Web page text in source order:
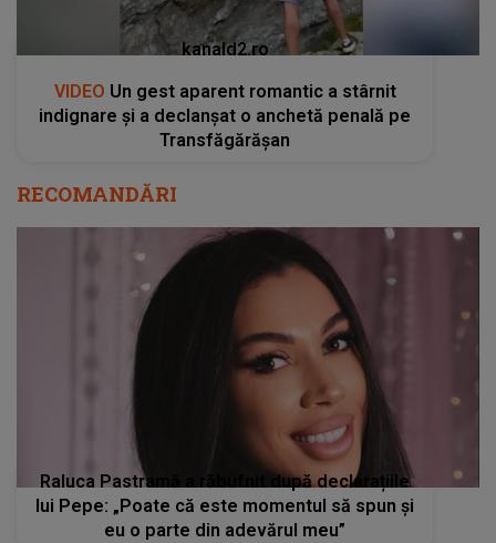
kanald2.ro
VIDEO Un gest aparent romantic a stârnit
indignare și a declanșat o anchetă penală pe
Transfăgărășan
RECOMANDĂRI
Raluca Pastramă a răbufnit după declarațiile
lui Pepe: „Poate că este momentul să spun și
eu o parte din adevărul meu”